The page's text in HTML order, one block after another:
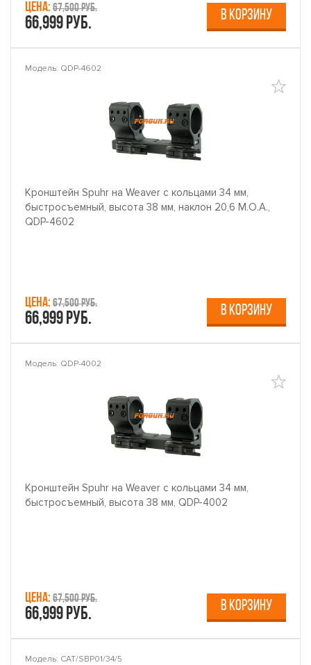
Цена: 67,500 руб.
66,999 руб. В КОРЗИНУ
Модель: QDP-4602
Кронштейн Spuhr на Weaver с кольцами 34 мм,
быстросъемный, высота 38 мм, наклон 20,6 M.O.A.,
QDP-4602
Цена: 67,500 руб.
66,999 руб. В КОРЗИНУ
Модель: QDP-4002
Кронштейн Spuhr на Weaver с кольцами 34 мм,
быстросъемный, высота 38 мм, QDP-4002
Цена: 67,500 руб.
66,999 руб. В КОРЗИНУ
Модель: CAT/SBP01/34/5